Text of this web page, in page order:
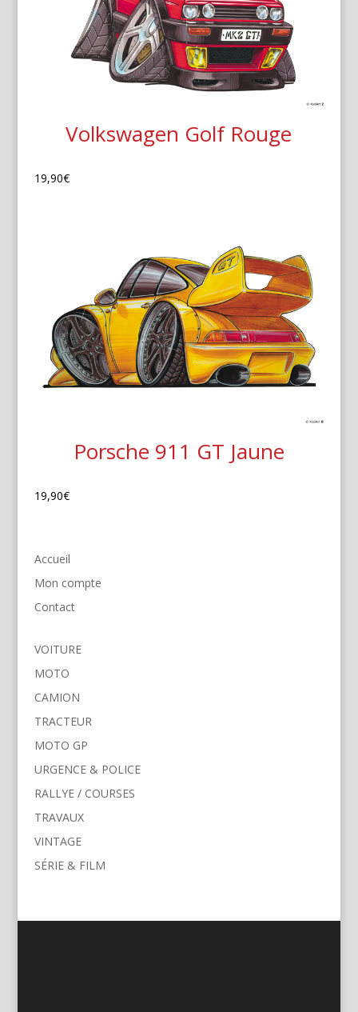
Volkswagen Golf Rouge
19,90€
Porsche 911 GT Jaune
19,90€
Accueil
Mon compte
Contact
VOITURE
MOTO
CAMION
TRACTEUR
MOTO GP
URGENCE & POLICE
RALLYE / COURSES
TRAVAUX
VINTAGE
SÉRIE & FILM